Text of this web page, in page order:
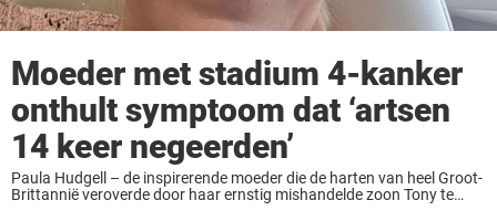
Moeder met stadium 4-kanker
onthult symptoom dat ‘artsen
14 keer negeerden’
Paula Hudgell – de inspirerende moeder die de harten van heel Groot-
Brittannië veroverde door haar ernstig mishandelde zoon Tony te